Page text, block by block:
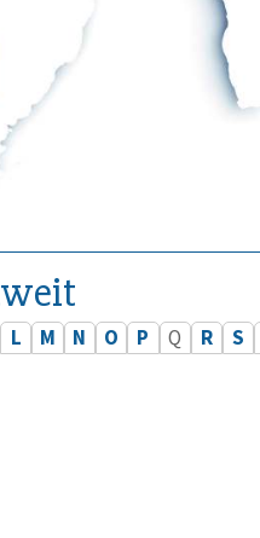
L M N O P Q R S